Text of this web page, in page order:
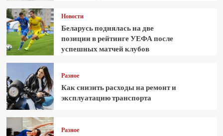
Новости
Беларусь поднялась на две
позиции в рейтинге УЕФА после
успешных матчей клубов
Разное
Как снизить расходы на ремонт и
эксплуатацию транспорта
Разное